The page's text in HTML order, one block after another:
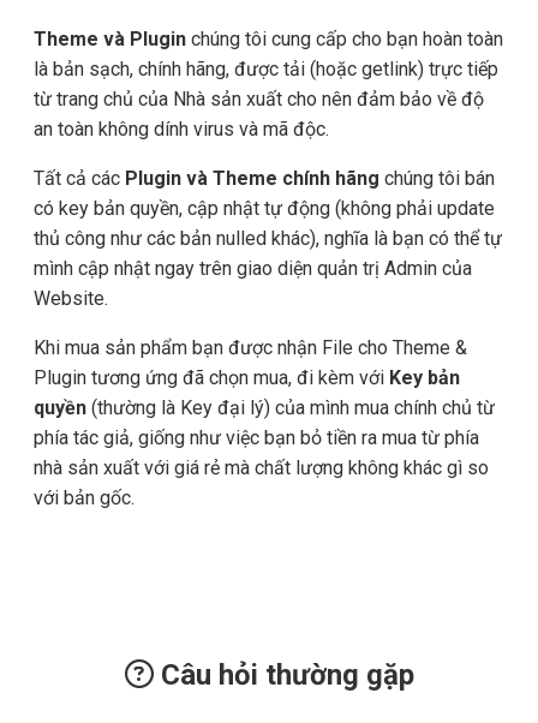
Theme và Plugin chúng tôi cung cấp cho bạn hoàn toàn
là bản sạch, chính hãng, được tải (hoặc getlink) trực tiếp
từ trang chủ của Nhà sản xuất cho nên đảm bảo về độ
an toàn không dính virus và mã độc.
Tất cả các Plugin và Theme chính hãng chúng tôi bán
có key bản quyền, cập nhật tự động (không phải update
thủ công như các bản nulled khác), nghĩa là bạn có thể tự
mình cập nhật ngay trên giao diện quản trị Admin của
Website.
Khi mua sản phẩm bạn được nhận File cho Theme &
Plugin tương ứng đã chọn mua, đi kèm với Key bản
quyền (thường là Key đại lý) của mình mua chính chủ từ
phía tác giả, giống như việc bạn bỏ tiền ra mua từ phía
nhà sản xuất với giá rẻ mà chất lượng không khác gì so
với bản gốc.
Câu hỏi thường gặp